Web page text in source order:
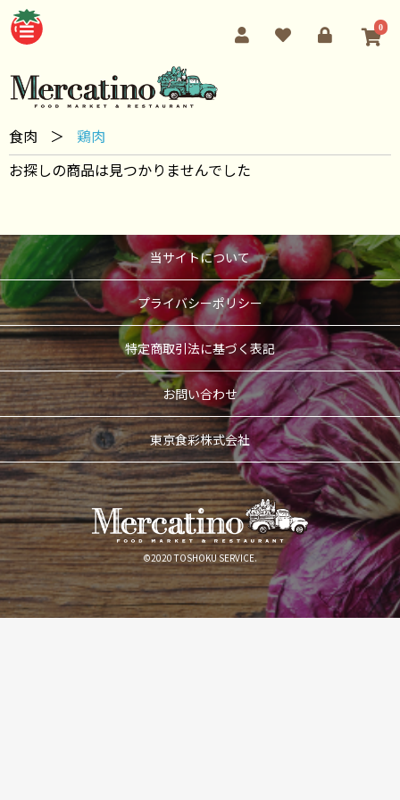
0
食肉 ＞
鶏肉
お探しの商品は見つかりませんでした
当サイトについて
プライバシーポリシー
特定商取引法に基づく表記
お問い合わせ
東京食彩株式会社
©2020 TOSHOKU SERVICE.